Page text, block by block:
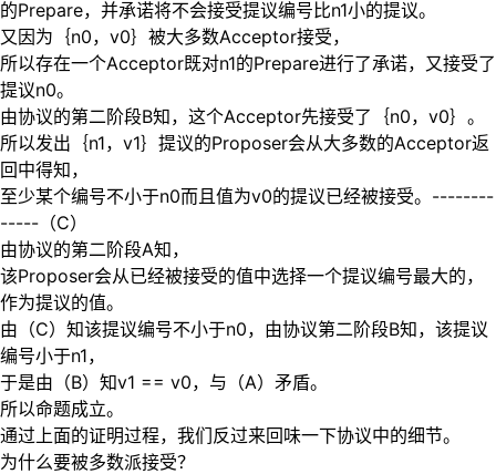
的Prepare，并承诺将不会接受提议编号比n1小的提议。
又因为｛n0，v0｝被大多数Acceptor接受，
所以存在一个Acceptor既对n1的Prepare进行了承诺，又接受了
提议n0。
由协议的第二阶段B知，这个Acceptor先接受了｛n0，v0｝。
所以发出｛n1，v1｝提议的Proposer会从大多数的Acceptor返
回中得知，
至少某个编号不小于n0而且值为v0的提议已经被接受。--------
-----（C）
由协议的第二阶段A知，
该Proposer会从已经被接受的值中选择一个提议编号最大的，
作为提议的值。
由（C）知该提议编号不小于n0，由协议第二阶段B知，该提议
编号小于n1，
于是由（B）知v1 == v0，与（A）矛盾。
所以命题成立。
通过上面的证明过程，我们反过来回味一下协议中的细节。
为什么要被多数派接受？